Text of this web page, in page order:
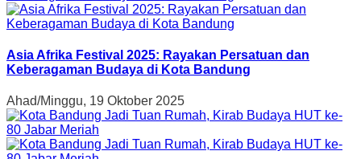
Asia Afrika Festival 2025: Rayakan Persatuan dan
Keberagaman Budaya di Kota Bandung
Ahad/Minggu, 19 Oktober 2025